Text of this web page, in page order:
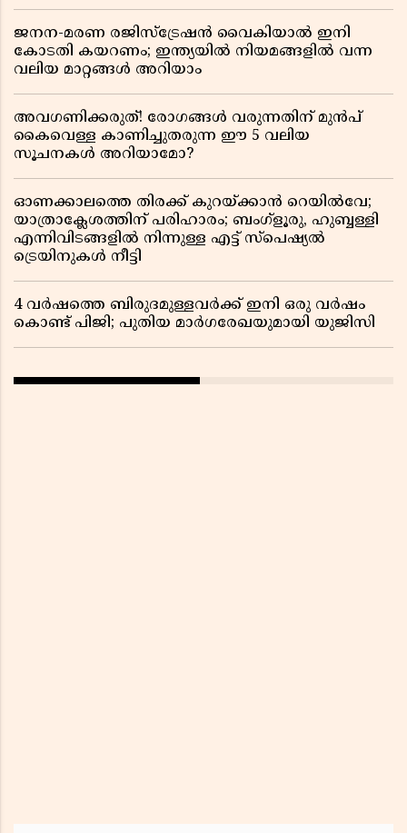
ജനന-മരണ രജിസ്ട്രേഷൻ വൈകിയാൽ ഇനി
കോടതി കയറണം; ഇന്ത്യയിൽ നിയമങ്ങളിൽ വന്ന
വലിയ മാറ്റങ്ങൾ അറിയാം
അവഗണിക്കരുത്! രോഗങ്ങൾ വരുന്നതിന് മുൻപ്
കൈവെള്ള കാണിച്ചുതരുന്ന ഈ 5 വലിയ
സൂചനകൾ അറിയാമോ?
ഓണക്കാലത്തെ തിരക്ക് കുറയ്ക്കാൻ റെയിൽവേ;
യാത്രാക്ലേശത്തിന് പരിഹാരം; ബംഗ്ളൂരു, ഹുബ്ബള്ളി
എന്നിവിടങ്ങളിൽ നിന്നുള്ള എട്ട് സ്പെഷ്യൽ
ട്രെയിനുകൾ നീട്ടി
4 വർഷത്തെ ബിരുദമുള്ളവർക്ക് ഇനി ഒരു വർഷം
കൊണ്ട് പിജി; പുതിയ മാർഗരേഖയുമായി യുജിസി